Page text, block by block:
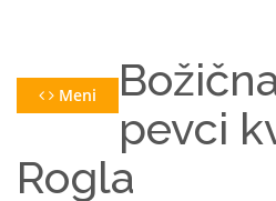
Meni
pevci
Rogla